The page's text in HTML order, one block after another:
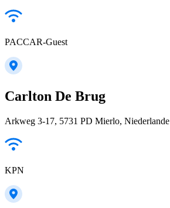
PACCAR-Guest
Carlton De Brug
Arkweg 3-17, 5731 PD Mierlo, Niederlande
KPN